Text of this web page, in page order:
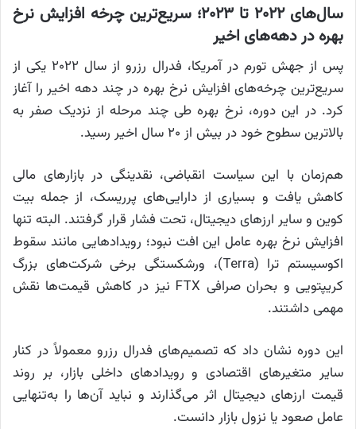
سال‌های ۲۰۲۲ تا ۲۰۲۳؛ سریع‌ترین چرخه افزایش نرخ
بهره در دهه‌های اخیر
پس از جهش تورم در آمریکا، فدرال رزرو از سال ۲۰۲۲ یکی از
سریع‌ترین چرخه‌های افزایش نرخ بهره در چند دهه اخیر را آغاز
کرد. در این دوره، نرخ بهره طی چند مرحله از نزدیک صفر به
بالاترین سطوح خود در بیش از ۲۰ سال اخیر رسید.
هم‌زمان با این سیاست انقباضی، نقدینگی در بازارهای مالی
کاهش یافت و بسیاری از دارایی‌های پرریسک، از جمله بیت
کوین و سایر ارزهای دیجیتال، تحت فشار قرار گرفتند. البته تنها
افزایش نرخ بهره عامل این افت نبود؛ رویدادهایی مانند سقوط
اکوسیستم ترا (Terra)، ورشکستگی برخی شرکت‌های بزرگ
کریپتویی و بحران صرافی FTX نیز در کاهش قیمت‌ها نقش
مهمی داشتند.
این دوره نشان داد که تصمیم‌های فدرال رزرو معمولاً در کنار
سایر متغیرهای اقتصادی و رویدادهای داخلی بازار، بر روند
قیمت ارزهای دیجیتال اثر می‌گذارند و نباید آن‌ها را به‌تنهایی
عامل صعود یا نزول بازار دانست.